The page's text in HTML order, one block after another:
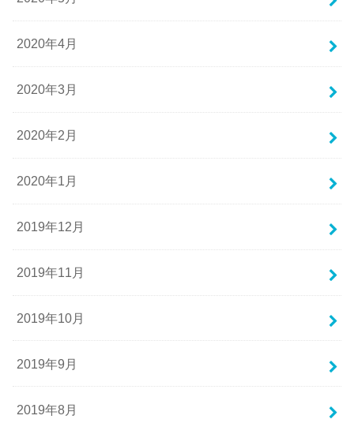
2020年4月
2020年3月
2020年2月
2020年1月
2019年12月
2019年11月
2019年10月
2019年9月
2019年8月